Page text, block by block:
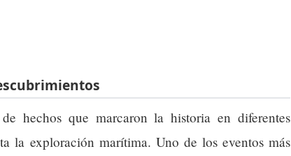
hechos que marcaron la historia en diferentes
la exploración marítima. Uno de los eventos más